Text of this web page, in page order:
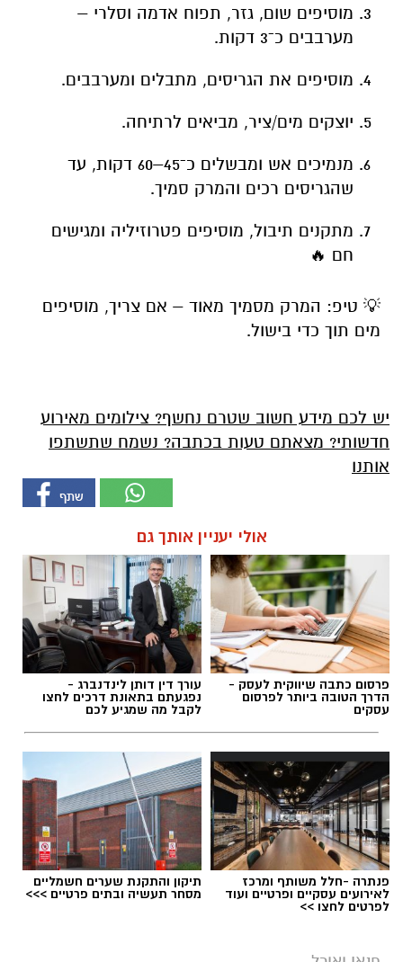
מוסיפים שום, גזר, תפוח אדמה וסלרי –
מערבבים כ־3 דקות.
מוסיפים את הגריסים, מתבלים ומערבבים.
יוצקים מים/ציר, מביאים לרתיחה.
מנמיכים אש ומבשלים כ־45–60 דקות, עד
שהגריסים רכים והמרק סמיך.
מתקנים תיבול, מוסיפים פטרוזיליה ומגישים
חם 🔥
💡 טיפ: המרק מסמיך מאוד – אם צריך, מוסיפים
מים תוך כדי בישול.
יש לכם מידע חשוב שטרם נחשף? צילומים מאירוע
חדשותי? מצאתם טעות בכתבה? נשמח שתשתפו
אותנו
אולי יעניין אותך גם
פרסום כתבה שיווקית לעסק -
הדרך הטובה ביותר לפרסום
עסקים
עורך דין דותן לינדנברג -
נפגעתם בתאונת דרכים לחצו
לקבל מה שמגיע לכם
פנתרה -חלל משותף ומרכז
לאירועים עסקיים ופרטיים ועוד
לפרטים לחצו >>
תיקון והתקנת שערים חשמליים
מסחר תעשיה ובתים פרטיים >>>